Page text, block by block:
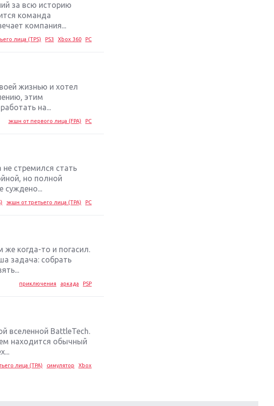
за всю историю
команда
компания...
лица (TPS) PS3 Xbox 360 PC
жизнью и хотел
этим
на...
экшн от первого лица (FPA) PC
не стремился стать
но полной
суждено...
экшн от третьего лица (TPA) PC
когда-то и погасил.
задача: собрать
приключения аркада PSP
вселенной BattleTech.
находится обычный
лица (TPA) симулятор Xbox